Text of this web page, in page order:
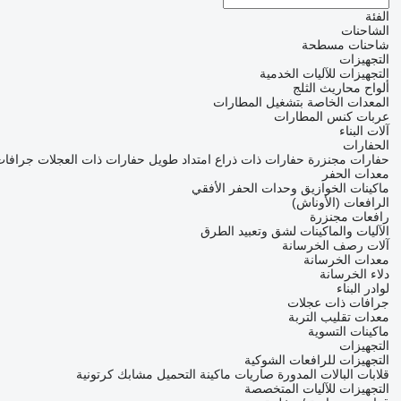
الفئة
الشاحنات
شاحنات مسطحة
التجهيزات
التجهيزات للآليات الخدمية
ألواح محاريث الثلج
المعدات الخاصة بتشغيل المطارات
عربات كنس المطارات
آلات البناء
الحفارات
حفارات مجنزرة حفارات ذات ذراع امتداد طويل حفارات ذات العجلات
معدات الحفر
ماكينات الخوازيق وحدات الحفر الأفقي
الرافعات (الأوناش)
رافعات مجنزرة
الآليات والماكينات لشق وتعبيد الطرق
آلات رصف الخرسانة
معدات الخرسانة
دلاء الخرسانة
لوادر البناء
جرافات ذات عجلات
معدات تقليب التربة
ماكينات التسوية
التجهيزات
التجهيزات للرافعات الشوكية
قلابات البالات المدورة صاريات ماكينة التحميل مشابك كرتونية
التجهيزات للآليات المتخصصة